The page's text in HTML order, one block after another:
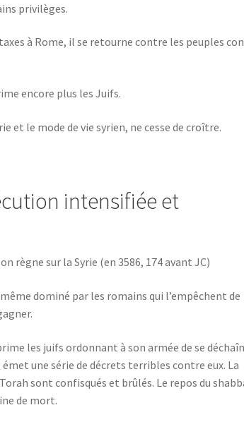
privilèges.
à Rome, il se retourne contre les peuples
encore plus les Juifs.
et le mode de vie syrien, ne cesse de croître.
intensifiée et
règne sur la Syrie (en 3586, 174 avant JC)
dominé par les romains qui l’empêchent de
les juifs ordonnant à son armée de se
une série de décrets terribles contre eux. La
sont confisqués et brûlés. Le repos du
de mort.